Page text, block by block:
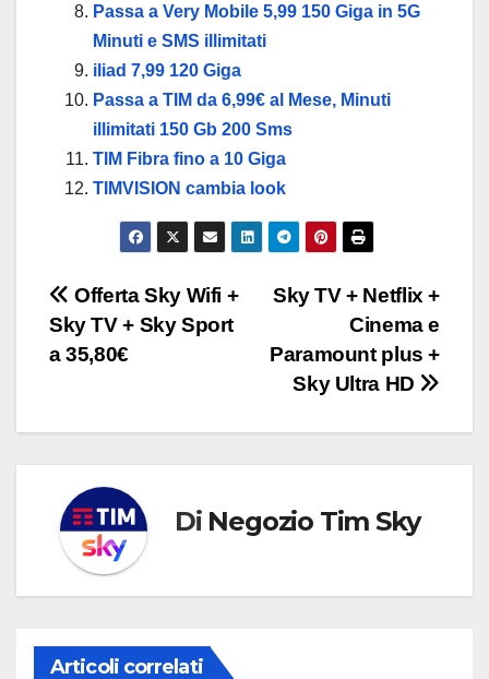
Passa a Very Mobile 5,99 150 Giga in 5G
Minuti e SMS illimitati
iliad 7,99 120 Giga
Passa a TIM da 6,99€ al Mese, Minuti
illimitati 150 Gb 200 Sms
TIM Fibra fino a 10 Giga
TIMVISION cambia look
Sky TV + Netflix +
Cinema e
Paramount plus +
Sky Ultra HD
Offerta Sky Wifi +
Sky TV + Sky Sport
a 35,80€
Di Negozio Tim Sky
Articoli correlati